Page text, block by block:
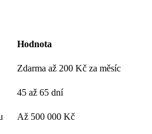
Hodnota
Zdarma až 200 Kč za měsíc
45 až 65 dní
Až 500 000 Kč